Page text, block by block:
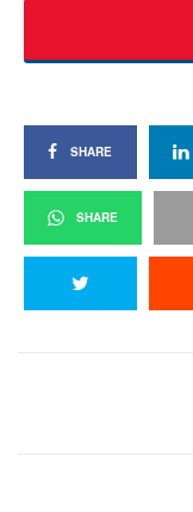
SHARE
SHARE